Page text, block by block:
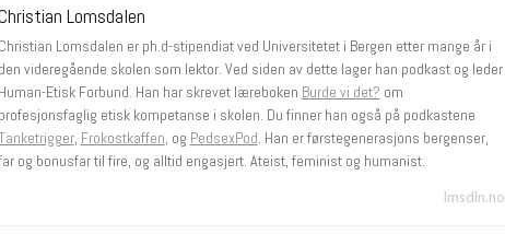
Lomsdalen
Christian Lomsdalen er ph.d-stipendiat ved Universitetet i Bergen etter mange år i
den videregående skolen som lektor. Ved siden av dette lager han podkast og leder
Human-Etisk Forbund. Han har skrevet læreboken Burde vi det? om
profesjonsfaglig etisk kompetanse i skolen. Du finner han også på podkastene
, Frokostkaffen , og PedsexPod . Han er førstegenerasjons bergenser,
og bonusfar til fire, og alltid engasjert. Ateist, feminist og humanist.
lmsdln.no